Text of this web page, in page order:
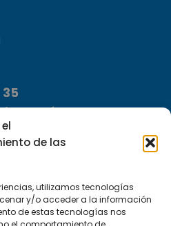
de las
utilizamos tecnologías
y/o acceder a la información
de estas tecnologías nos
Málaga